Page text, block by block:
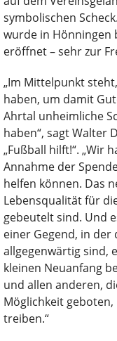
symbolischen
wurde in Hönningen
eröffnet – sehr zur
„Im Mittelpunkt
haben, um damit
Ahrtal unheimliche
haben“, sagt Walter
„Fußball hilft!“. „Wir
Annahme der
helfen können. Das
Lebensqualität für
gebeutelt sind. Und
einer Gegend, in der
allgegenwärtig sind,
kleinen Neuanfang
und allen anderen,
Möglichkeit geboten,
treiben.“